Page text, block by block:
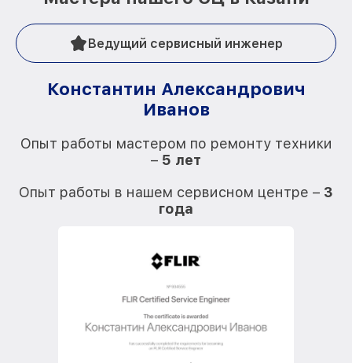
Ведущий сервисный инженер
Константин Александрович
Иванов
Опыт работы мастером по ремонту техники
– 5 лет
Опыт работы в нашем сервисном центре – 3
года